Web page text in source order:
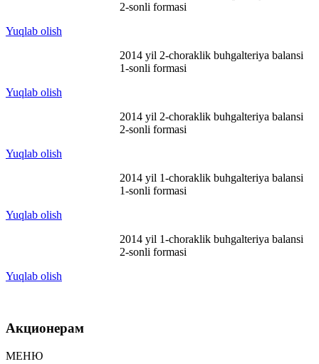
2-sonli formasi
Yuqlab olish
2014 yil 2-choraklik buhgalteriya balansi
1-sonli formasi
Yuqlab olish
2014 yil 2-choraklik buhgalteriya balansi
2-sonli formasi
Yuqlab olish
2014 yil 1-choraklik buhgalteriya balansi
1-sonli formasi
Yuqlab olish
2014 yil 1-choraklik buhgalteriya balansi
2-sonli formasi
Yuqlab olish
Акционерам
МЕНЮ